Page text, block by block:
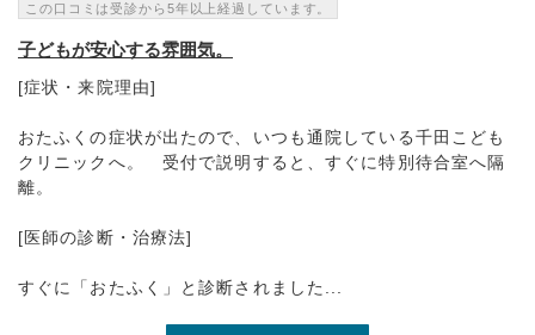
この口コミは受診から5年以上経過しています。
子どもが安心する雰囲気。
[症状・来院理由]
おたふくの症状が出たので、いつも通院している千田こども
クリニックへ。 受付で説明すると、すぐに特別待合室へ隔
離。
[医師の診断・治療法]
すぐに「おたふく」と診断されました...